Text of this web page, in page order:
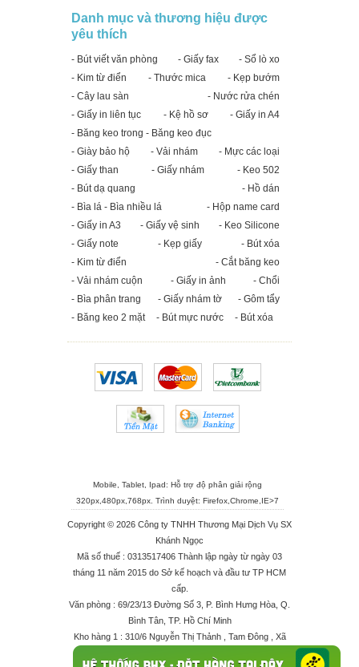
Danh mục và thương hiệu được
yêu thích
- Bút viết văn phòng - Giấy fax
- Sổ lò xo
- Kim từ điển
- Thước mica
- Kẹp bướm
- Cây lau sàn
- Nước rửa chén
- Giấy in liên tục
- Kệ hồ sơ
- Giấy in A4
- Băng keo trong - Băng keo đục
- Giày bảo hộ
- Vải nhám
- Mực các loại
- Giấy than
- Giấy nhám
- Keo 502
- Bút dạ quang
- Hồ dán
- Bìa lá - Bìa nhiều lá
- Hộp name card
- Giấy in A3
- Giấy vệ sinh
- Keo Silicone
- Giấy note
- Kẹp giấy
- Bút xóa
- Kim từ điển
- Cắt băng keo
- Vải nhám cuộn
- Giấy in ảnh
- Chổi
- Bìa phân trang
- Giấy nhám tờ
- Gôm tẩy
- Băng keo 2 mặt
- Bút mực nước - Bút xóa
Mobile, Tablet, Ipad: Hỗ trợ độ phân giải rộng
320px,480px,768px. Trình duyệt: Firefox,Chrome,IE>7
Copyright © 2026 Công ty TNHH Thương Mại Dịch Vụ SX
Khánh Ngọc
Mã số thuế : 0313517406 Thành lập ngày từ ngày 03
tháng 11 năm 2015 do Sở kế hoạch và đầu tư TP HCM
cấp.
Văn phòng : 69/23/13 Đường Số 3, P. Bình Hưng Hòa, Q.
Bình Tân, TP. Hồ Chí Minh
Kho hàng 1 : 310/6 Nguyễn Thị Thảnh , Tam Đông , Xã